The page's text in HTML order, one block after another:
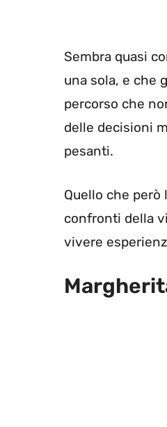
Sembra quasi
una sola, e che
percorso che
delle decisioni
pesanti.
Quello che
confronti della
vivere